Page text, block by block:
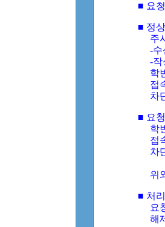
■ 요
■ 정
주
-수
-작
학
접
차
■ 요
학
접
차
위
■ 처
요
해